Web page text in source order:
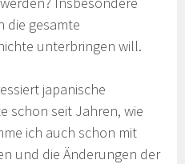
die gesamte
unterbringen will.
japanische
schon seit Jahren, wie
ich auch schon mit
und die Änderungen der